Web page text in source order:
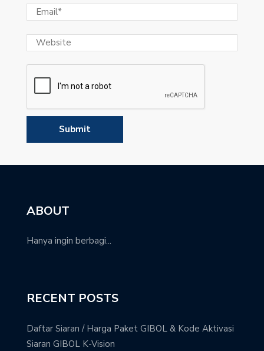
ABOUT
Hanya ingin berbagi...
RECENT POSTS
Daftar Siaran / Harga Paket GIBOL & Kode Aktivasi
Siaran GIBOL K-Vision